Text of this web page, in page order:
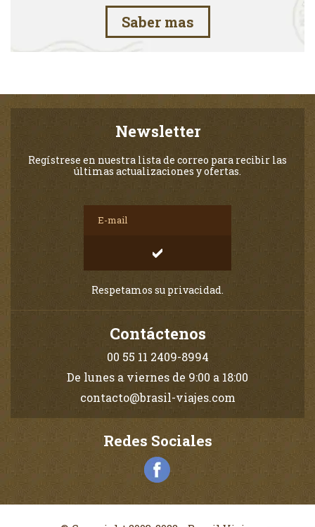
Saber mas
Newsletter
Regístrese en nuestra lista de correo para recibir las
últimas actualizaciones y ofertas.
Respetamos su privacidad.
Contáctenos
00 55 11 2409-8994
De lunes a viernes de 9:00 a 18:00
contacto@brasil-viajes.com
Redes Sociales